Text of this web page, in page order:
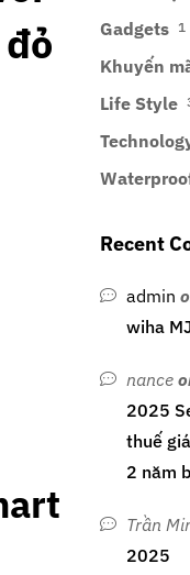
Gadgets 1
Khuyến
Life Style
Recent
admin
wiha
nance
2025
thuế
2 năm
Trần
2025